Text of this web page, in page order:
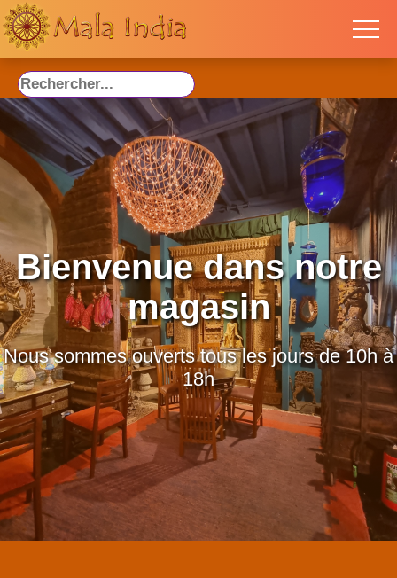
Bienvenue dans notre
magasin
Nous sommes ouverts tous les jours de 10h à
18h